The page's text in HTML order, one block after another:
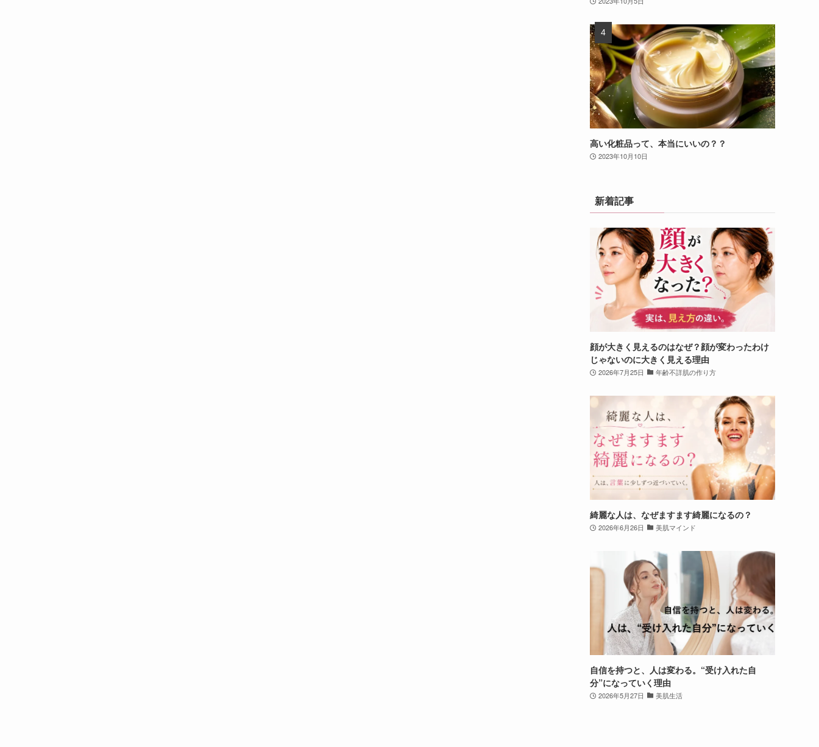
高い化粧品って、本当にいいの？？
2023年10月10日
新着記事
顔が大きく見えるのはなぜ？顔が変わったわけ
じゃないのに大きく見える理由
2026年7月25日 年齢不詳肌の作り方
綺麗な人は、なぜますます綺麗になるの？
2026年6月26日 美肌マインド
自信を持つと、人は変わる。“受け入れた自
分”になっていく理由
2026年5月27日 美肌生活